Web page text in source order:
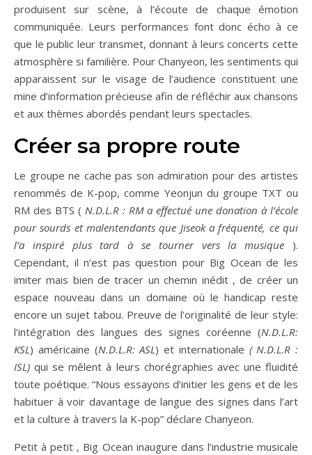
produisent sur scène, à l’écoute de chaque émotion
communiquée. Leurs performances font donc écho à ce
que le public leur transmet, donnant à leurs concerts cette
atmosphère si familière. Pour Chanyeon, les sentiments qui
apparaissent sur le visage de l’audience constituent une
mine d’information précieuse afin de réfléchir aux chansons
et aux thèmes abordés pendant leurs spectacles.
Créer sa propre route
Le groupe ne cache pas son admiration pour des artistes
renommés de K-pop, comme Yeonjun du groupe TXT ou
RM des BTS ( N.D.L.R : RM a effectué une donation à l’école
pour sourds et malentendants que Jiseok a fréquenté, ce qui
l’a inspiré plus tard à se tourner vers la musique ).
Cependant, il n’est pas question pour Big Ocean de les
imiter mais bien de tracer un chemin inédit , de créer un
espace nouveau dans un domaine où le handicap reste
encore un sujet tabou. Preuve de l’originalité de leur style:
l’intégration des langues des signes coréenne (N.D.L.R:
KSL) américaine (N.D.L.R: ASL) et internationale ( N.D.L.R :
ISL) qui se mêlent à leurs chorégraphies avec une fluidité
toute poétique. “Nous essayons d’initier les gens et de les
habituer à voir davantage de langue des signes dans l’art
et la culture à travers la K-pop” déclare Chanyeon.
Petit à petit , Big Ocean inaugure dans l’industrie musicale